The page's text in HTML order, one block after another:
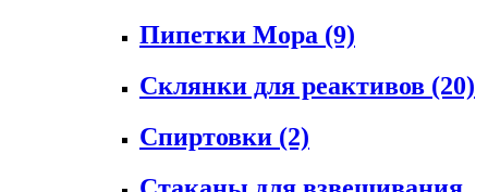
Пипетки Мора (9)
Склянки для реактивов (20)
Спиртовки (2)